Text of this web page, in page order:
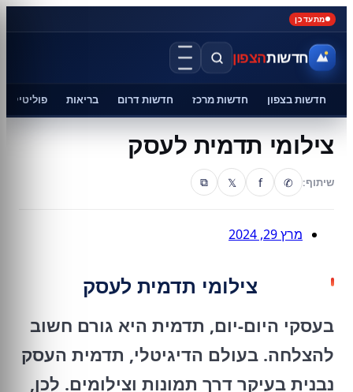
מתעדכן
חדשותהצפון
חדשות בצפון חדשות מרכז חדשות דרום בריאות פוליטיקה
צילומי תדמית לעסק
שיתוף: ✆
f
𝕏
⧉
מרץ 29, 2024
צילומי תדמית לעסק
בעסקי היום-יום, תדמית היא גורם חשוב
להצלחה. בעולם הדיגיטלי, תדמית העסק
נבנית בעיקר דרך תמונות וצילומים. לכן,